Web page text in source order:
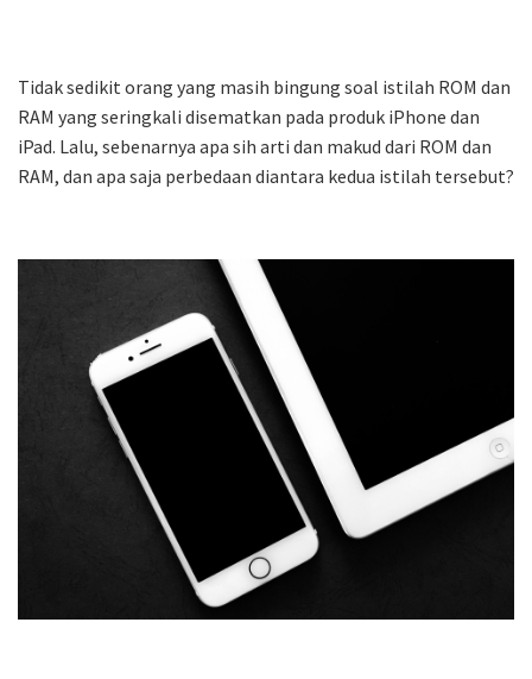
Tidak sedikit orang yang masih bingung soal istilah ROM dan
RAM yang seringkali disematkan pada produk iPhone dan
iPad. Lalu, sebenarnya apa sih arti dan makud dari ROM dan
RAM, dan apa saja perbedaan diantara kedua istilah tersebut?